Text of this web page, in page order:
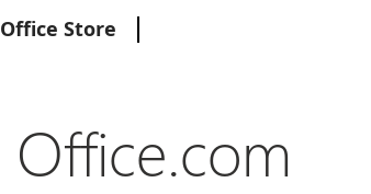
Office Store
Office.com حول العالم